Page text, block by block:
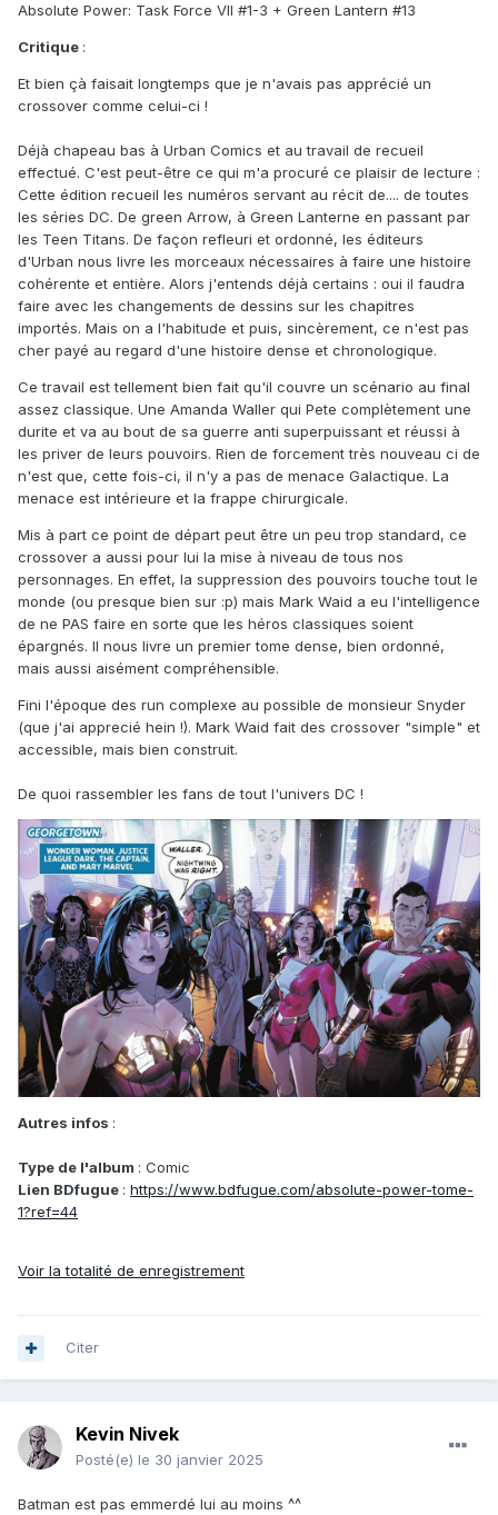
Absolute Power: Task Force VII #1-3 + Green Lantern #13
Critique :
Et bien çà faisait longtemps que je n'avais pas apprécié un
crossover comme celui-ci !
Déjà chapeau bas à Urban Comics et au travail de recueil
effectué. C'est peut-être ce qui m'a procuré ce plaisir de lecture :
Cette édition recueil les numéros servant au récit de.... de toutes
les séries DC. De green Arrow, à Green Lanterne en passant par
les Teen Titans. De façon refleuri et ordonné, les éditeurs
d'Urban nous livre les morceaux nécessaires à faire une histoire
cohérente et entière. Alors j'entends déjà certains : oui il faudra
faire avec les changements de dessins sur les chapitres
importés. Mais on a l'habitude et puis, sincèrement, ce n'est pas
cher payé au regard d'une histoire dense et chronologique.
Ce travail est tellement bien fait qu'il couvre un scénario au final
assez classique. Une Amanda Waller qui Pete complètement une
durite et va au bout de sa guerre anti superpuissant et réussi à
les priver de leurs pouvoirs. Rien de forcement très nouveau ci de
n'est que, cette fois-ci, il n'y a pas de menace Galactique. La
menace est intérieure et la frappe chirurgicale.
Mis à part ce point de départ peut être un peu trop standard, ce
crossover a aussi pour lui la mise à niveau de tous nos
personnages. En effet, la suppression des pouvoirs touche tout le
monde (ou presque bien sur :p) mais Mark Waid a eu l'intelligence
de ne PAS faire en sorte que les héros classiques soient
épargnés. Il nous livre un premier tome dense, bien ordonné,
mais aussi aisément compréhensible.
Fini l'époque des run complexe au possible de monsieur Snyder
(que j'ai apprecié hein !). Mark Waid fait des crossover "simple" et
accessible, mais bien construit.
De quoi rassembler les fans de tout l'univers DC !
Autres infos :
Type de l'album : Comic
Lien BDfugue : https://www.bdfugue.com/absolute-power-tome-
1?ref=44
Voir la totalité de enregistrement
Citer
Kevin Nivek
Posté(e) le 30 janvier 2025
Batman est pas emmerdé lui au moins ^^